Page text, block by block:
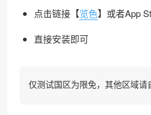
点击链接【览色】或者App
直接安装即可
仅测试国区为限免，其他区域请